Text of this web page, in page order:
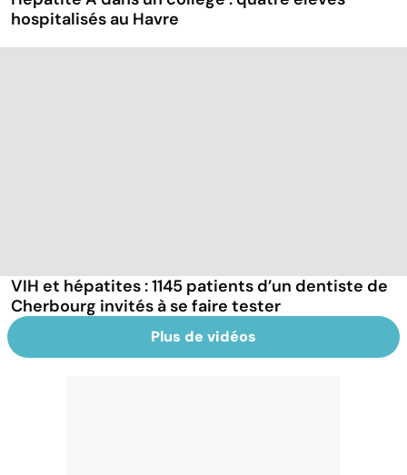
hospitalisés au Havre
VIH et hépatites : 1145 patients d’un dentiste de
Cherbourg invités à se faire tester
Plus de vidéos